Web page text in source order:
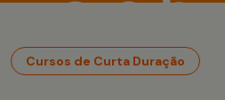
Cursos de Curta Duração